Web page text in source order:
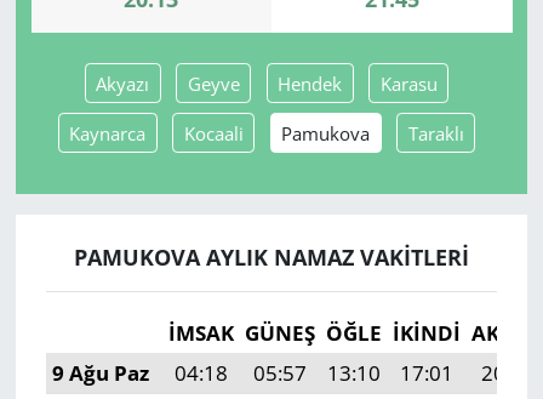
Akyazı Geyve Hendek Karasu
Kaynarca Kocaali Pamukova Taraklı
PAMUKOVA AYLIK NAMAZ VAKITLERI
İMSAK GÜNEŞ ÖĞLE İKINDI AKŞAM
9 Ağu Paz
04:18 05:57 13:10 17:01
20:13
Yerel